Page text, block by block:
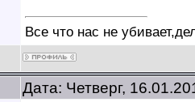
Все что нас не
Дата: Четверг,